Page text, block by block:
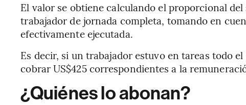
El valor se obtiene calculando el proporcional
trabajador de jornada completa, tomando en
efectivamente ejecutada.
Es decir, si un trabajador estuvo en tareas todo
cobrar US$425 correspondientes a la
¿Quiénes lo abonan?